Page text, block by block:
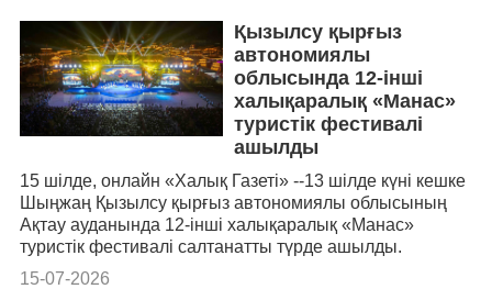
Қызылсу қырғыз
автономиялы
облысында 12-інші
халықаралық «Манас»
туристік фестивалі
ашылды
15 шілде, онлайн «Халық Газеті» --13 шілде күні кешке
Шыңжаң Қызылсу қырғыз автономиялы облысының
Ақтау ауданында 12-інші халықаралық «Манас»
туристік фестивалі салтанатты түрде ашылды.
15-07-2026